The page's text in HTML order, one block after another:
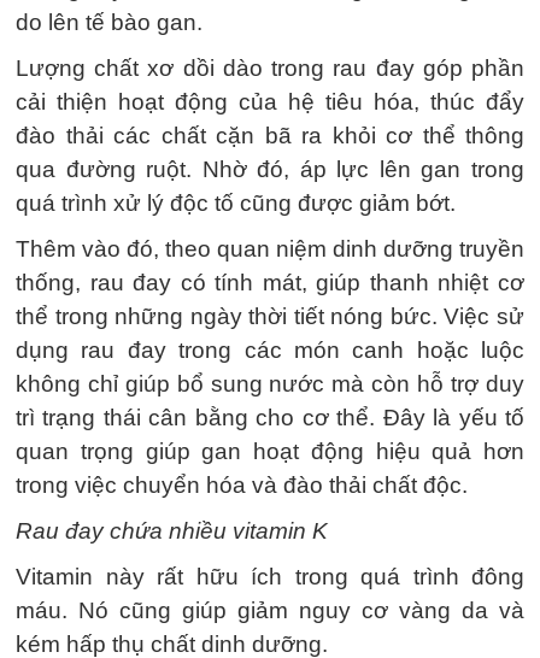
do lên tế bào gan.
Lượng chất xơ dồi dào trong rau đay góp phần
cải thiện hoạt động của hệ tiêu hóa, thúc đẩy
đào thải các chất cặn bã ra khỏi cơ thể thông
qua đường ruột. Nhờ đó, áp lực lên gan trong
quá trình xử lý độc tố cũng được giảm bớt.
Thêm vào đó, theo quan niệm dinh dưỡng truyền
thống, rau đay có tính mát, giúp thanh nhiệt cơ
thể trong những ngày thời tiết nóng bức. Việc sử
dụng rau đay trong các món canh hoặc luộc
không chỉ giúp bổ sung nước mà còn hỗ trợ duy
trì trạng thái cân bằng cho cơ thể. Đây là yếu tố
quan trọng giúp gan hoạt động hiệu quả hơn
trong việc chuyển hóa và đào thải chất độc.
Rau đay chứa nhiều vitamin K
Vitamin này rất hữu ích trong quá trình đông
máu. Nó cũng giúp giảm nguy cơ vàng da và
kém hấp thụ chất dinh dưỡng.